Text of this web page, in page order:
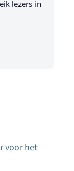
lezers in
voor het